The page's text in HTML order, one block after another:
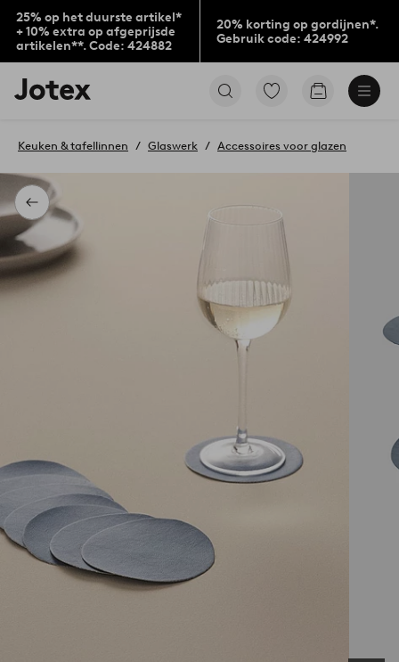
25% op het duurste artikel*
+ 10% extra op afgeprijsde
artikelen**. Code: 424882
20% korting op gordijnen*.
Gebruik code: 424992
Jotex
logo
to
home
page
Ga
gemarkeerde
Go
Terug
Keuken & tafellinnen Glaswerk Accessoires voor glazen